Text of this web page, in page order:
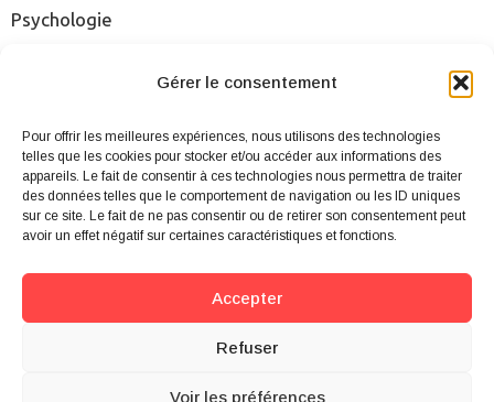
Gérer le consentement
Pour offrir les meilleures expériences, nous utilisons des technologies
telles que les cookies pour stocker et/ou accéder aux informations des
appareils. Le fait de consentir à ces technologies nous permettra de traiter
des données telles que le comportement de navigation ou les ID uniques
sur ce site. Le fait de ne pas consentir ou de retirer son consentement peut
avoir un effet négatif sur certaines caractéristiques et fonctions.
Accepter
Refuser
Voir les préférences
Psychologie
Sites & applis
Mentions légales
Qui sommes-nous ?
Contact